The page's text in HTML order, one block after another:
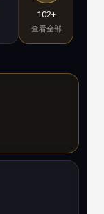
102+
查看全部